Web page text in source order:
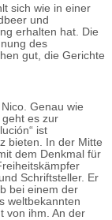
sich wie in einer
und
erhalten hat. Die
des
gut, die Gerichte
Genau wie
es zur
ist
bieten. In der Mitte
dem Denkmal für
Schriftsteller. Er
bei einem der
weltbekannten
von ihm. An der